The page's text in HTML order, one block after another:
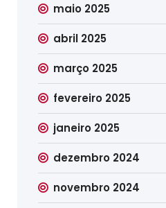
maio 2025
abril 2025
março 2025
fevereiro 2025
janeiro 2025
dezembro 2024
novembro 2024